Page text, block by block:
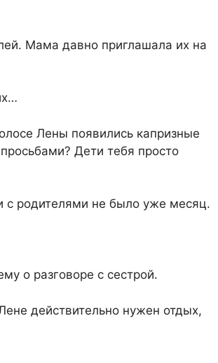
Мама давно приглашала их на
Лены появились капризные
Дети тебя просто
с родителями не было уже месяц.
о разговоре с сестрой.
действительно нужен отдых,